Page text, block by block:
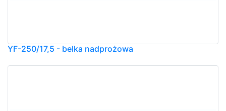
YF-250/17,5 - belka nadprożowa